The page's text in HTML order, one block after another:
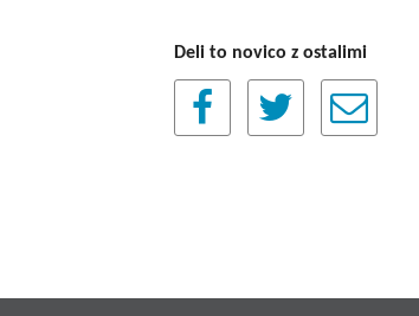
Deli to novico z ostalimi